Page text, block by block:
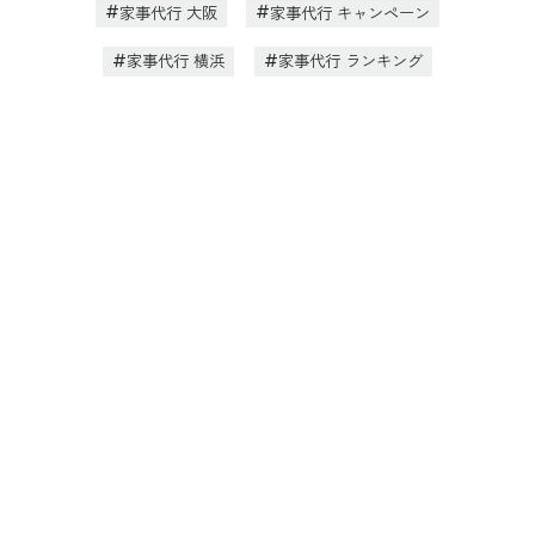
家事代行 大阪 家事代行 キャンペーン
家事代行 横浜 家事代行 ランキング